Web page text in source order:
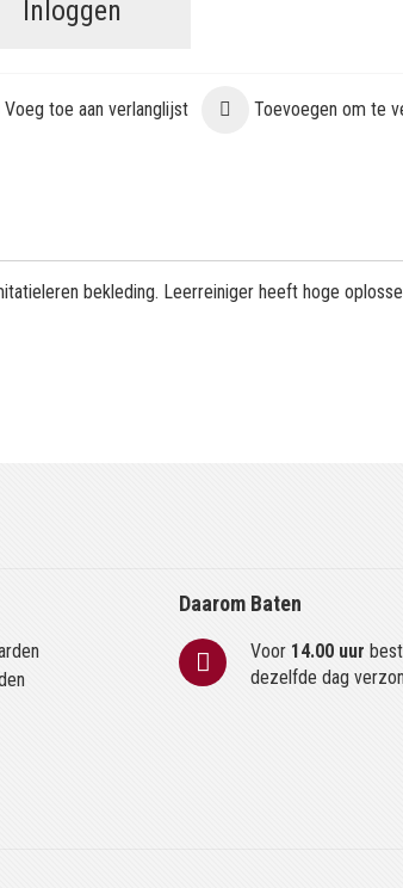
Inloggen
Voeg toe aan verlanglijst Toevoegen om te
bekleding. Leerreiniger heeft hoge
Daarom Baten
Voor 14.00 uur
dezelfde dag